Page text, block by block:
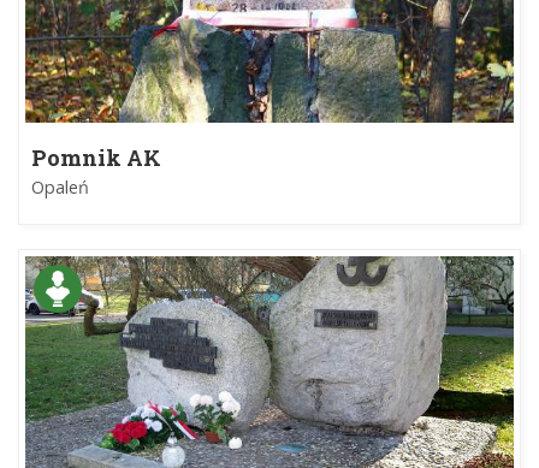
Pomnik AK
Opaleń